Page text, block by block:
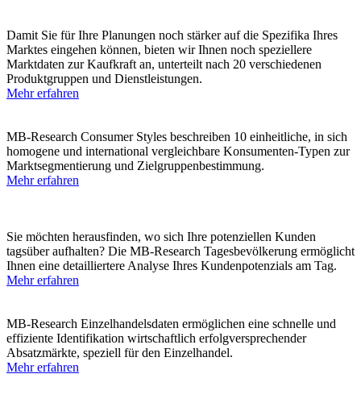
Damit Sie für Ihre Planungen noch stärker auf die Spezifika Ihres
Marktes eingehen können, bieten wir Ihnen noch speziellere
Marktdaten zur Kaufkraft an, unterteilt nach 20 verschiedenen
Produktgruppen und Dienstleistungen.
Mehr erfahren
MB-Research Consumer Styles beschreiben 10 einheitliche, in sich
homogene und international vergleichbare Konsumenten-Typen zur
Marktsegmentierung und Zielgruppenbestimmung.
Mehr erfahren
Sie möchten herausfinden, wo sich Ihre potenziellen Kunden
tagsüber aufhalten? Die MB-Research Tagesbevölkerung ermöglicht
Ihnen eine detailliertere Analyse Ihres Kundenpotenzials am Tag.
Mehr erfahren
MB-Research Einzelhandelsdaten ermöglichen eine schnelle und
effiziente Identifikation wirtschaftlich erfolgversprechender
Absatzmärkte, speziell für den Einzelhandel.
Mehr erfahren